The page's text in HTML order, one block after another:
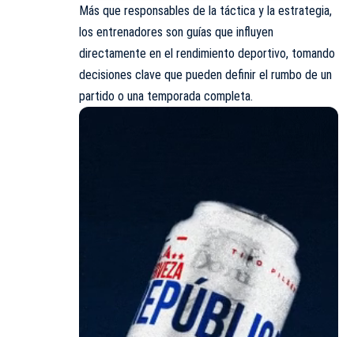
Más que responsables de la táctica y la estrategia,
los entrenadores son guías que influyen
directamente en el rendimiento deportivo, tomando
decisiones clave que pueden definir el rumbo de un
partido o una temporada completa.